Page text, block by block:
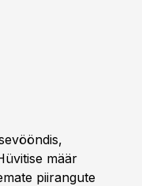
määr
piirangute